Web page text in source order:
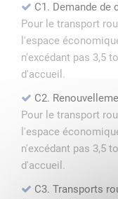
C1. Demande
Pour le transport
l'espace
n'excédant pas 3,5
d'accueil.
C2.
Pour le transport
l'espace
n'excédant pas 3,5
d'accueil.
C3. Transports